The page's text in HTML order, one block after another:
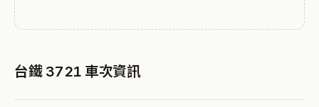
台鐵 3721 車次資訊